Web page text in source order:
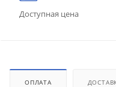
Доступная цена
ОПЛАТА